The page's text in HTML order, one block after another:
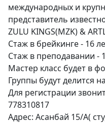
международных и
представитель
ZULU KINGS(MZK) &
Стаж в брейкинге - 16
Стаж в преподавании -
Мастер класс будет в
Группы будут делится
Для регистрации
778310817
Адрес: Асанбай 15/А(